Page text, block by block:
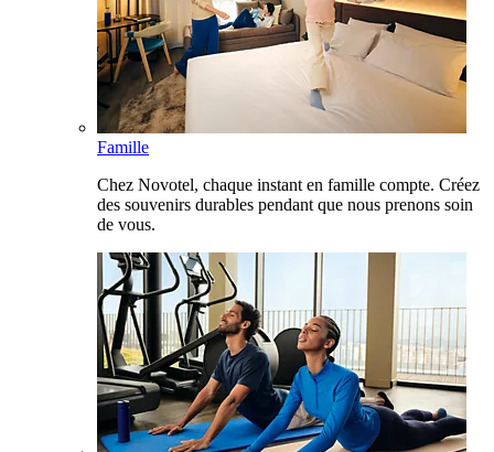
Famille
Chez Novotel, chaque instant en famille compte. Créez
des souvenirs durables pendant que nous prenons soin
de vous.